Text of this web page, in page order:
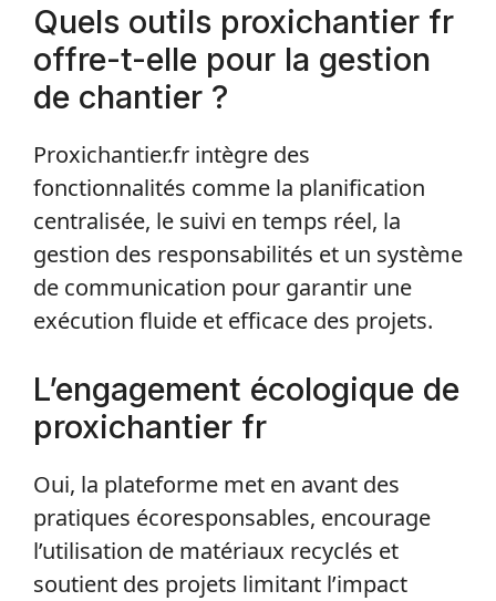
Quels outils proxichantier fr
offre-t-elle pour la gestion
de chantier ?
Proxichantier.fr intègre des
fonctionnalités comme la planification
centralisée, le suivi en temps réel, la
gestion des responsabilités et un système
de communication pour garantir une
exécution fluide et efficace des projets.
L’engagement écologique de
proxichantier fr
Oui, la plateforme met en avant des
pratiques écoresponsables, encourage
l’utilisation de matériaux recyclés et
soutient des projets limitant l’impact